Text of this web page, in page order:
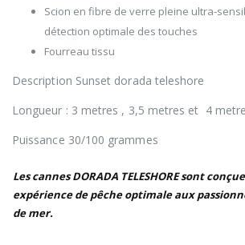
Scion en fibre de verre pleine ultra-
détection optimale des touches
Fourreau tissu
Description Sunset dorada teleshore
Longueur : 3 metres , 3,5 metres et 4
Puissance 30/100 grammes
Les cannes DORADA TELESHORE sont
expérience de pêche optimale aux
de mer.